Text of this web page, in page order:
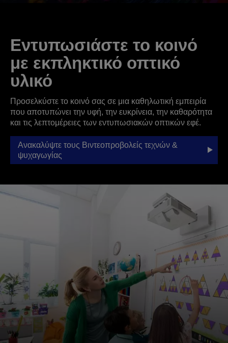
Εντυπωσιάστε το κοινό
με εκπληκτικό οπτικό
υλικό
Προσελκύστε το κοινό σας σε μια καθηλωτική εμπειρία
που αποτυπώνει την υφή, την ευκρίνεια, την καθαρότητα
και τις λεπτομέρειες των εντυπωσιακών οπτικών εφέ.
Ανακαλύψτε τους Βιντεοπροβολείς τεχνών &
ψυχαγωγίας